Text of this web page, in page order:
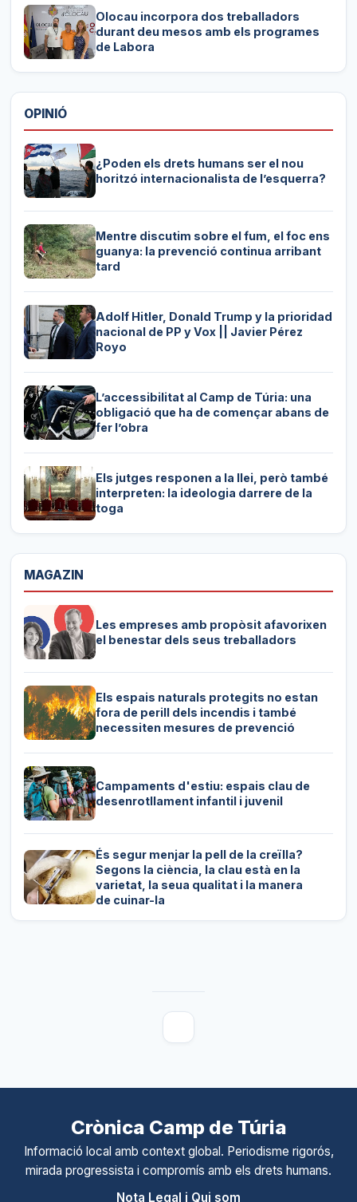
Olocau incorpora dos treballadors
durant deu mesos amb els programes
de Labora
OPINIÓ
¿Poden els drets humans ser el nou
horitzó internacionalista de l’esquerra?
Mentre discutim sobre el fum, el foc ens
guanya: la prevenció continua arribant
tard
Adolf Hitler, Donald Trump y la prioridad
nacional de PP y Vox || Javier Pérez
Royo
L’accessibilitat al Camp de Túria: una
obligació que ha de començar abans de
fer l’obra
Els jutges responen a la llei, però també
interpreten: la ideologia darrere de la
toga
MAGAZIN
Les empreses amb propòsit afavorixen
el benestar dels seus treballadors
Els espais naturals protegits no estan
fora de perill dels incendis i també
necessiten mesures de prevenció
Campaments d'estiu: espais clau de
desenrotllament infantil i juvenil
És segur menjar la pell de la creïlla?
Segons la ciència, la clau està en la
varietat, la seua qualitat i la manera
de cuinar-la
Crònica Camp de Túria
Informació local amb context global. Periodisme rigorós,
mirada progressista i compromís amb els drets humans.
Nota Legal i Qui som